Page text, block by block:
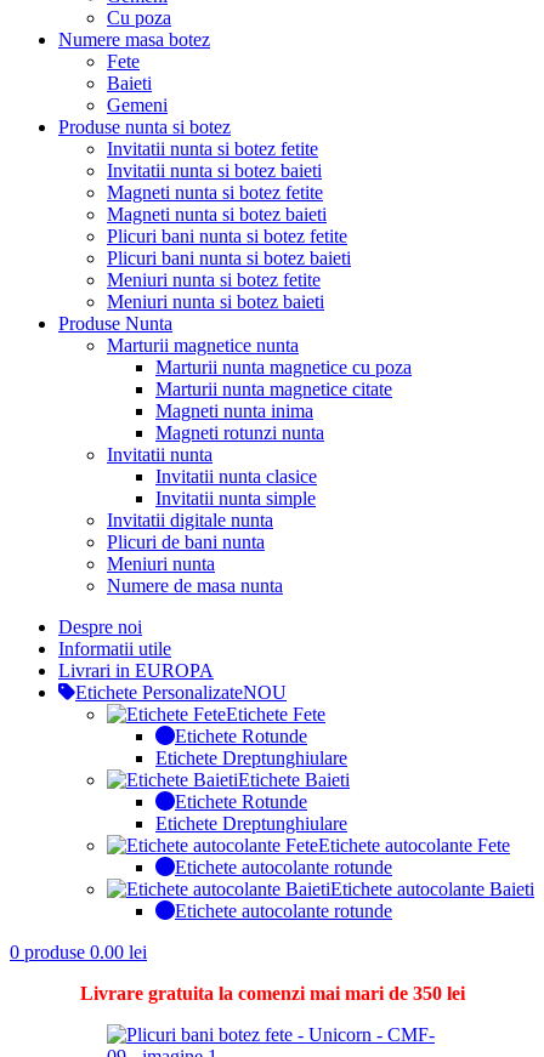
Cu poza
Numere masa botez
Fete
Baieti
Gemeni
Produse nunta si botez
Invitatii nunta si botez fetite
Invitatii nunta si botez baieti
Magneti nunta si botez fetite
Magneti nunta si botez baieti
Plicuri bani nunta si botez fetite
Plicuri bani nunta si botez baieti
Meniuri nunta si botez fetite
Meniuri nunta si botez baieti
Produse Nunta
Marturii magnetice nunta
Marturii nunta magnetice cu poza
Marturii nunta magnetice citate
Magneti nunta inima
Magneti rotunzi nunta
Invitatii nunta
Invitatii nunta clasice
Invitatii nunta simple
Invitatii digitale nunta
Plicuri de bani nunta
Meniuri nunta
Numere de masa nunta
Despre noi
Informatii utile
Livrari in EUROPA
Etichete PersonalizateNOU
Etichete Fete
Etichete Rotunde
Etichete Dreptunghiulare
Etichete Baieti
Etichete Rotunde
Etichete Dreptunghiulare
Etichete autocolante Fete
Etichete autocolante rotunde
Etichete autocolante Baieti
Etichete autocolante rotunde
0 produse 0.00 lei
Livrare gratuita la comenzi mai mari de 350 lei